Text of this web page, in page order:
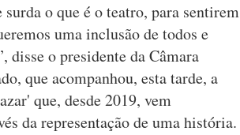
o que é o teatro, para sentirem
uma inclusão de todos e
disse o presidente da Câmara
que acompanhou, esta tarde, a
que, desde 2019, vem
da representação de uma história.